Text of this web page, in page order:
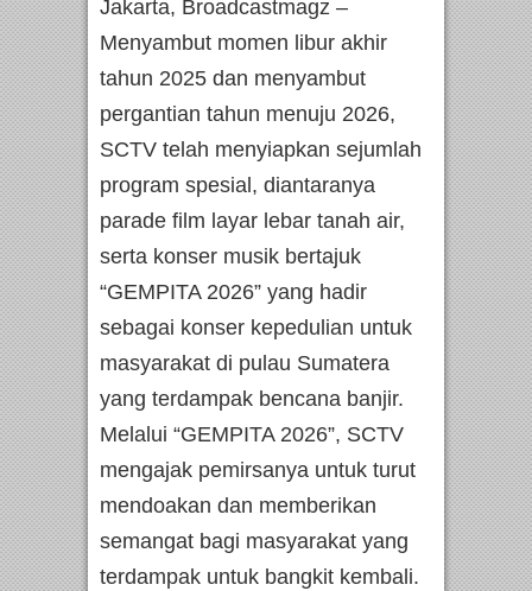
Jakarta, Broadcastmagz –
Menyambut momen libur akhir
tahun 2025 dan menyambut
pergantian tahun menuju 2026,
SCTV telah menyiapkan sejumlah
program spesial, diantaranya
parade film layar lebar tanah air,
serta konser musik bertajuk
“GEMPITA 2026” yang hadir
sebagai konser kepedulian untuk
masyarakat di pulau Sumatera
yang terdampak bencana banjir.
Melalui “GEMPITA 2026”, SCTV
mengajak pemirsanya untuk turut
mendoakan dan memberikan
semangat bagi masyarakat yang
terdampak untuk bangkit kembali.